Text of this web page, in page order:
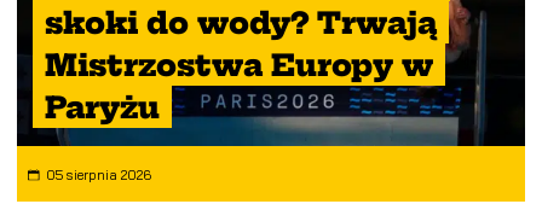
skoki do wody? Trwają
Mistrzostwa Europy w
Paryżu
05 sierpnia 2026